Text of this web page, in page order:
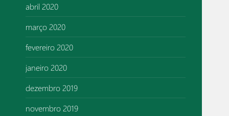
abril 2020
março 2020
fevereiro 2020
janeiro 2020
dezembro 2019
novembro 2019